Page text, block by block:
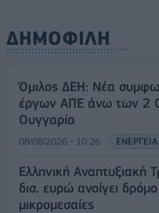
ΔΗΜΟΦΙΛΗ
Όμιλος ΔΕΗ: Νέα
έργων ΑΠΕ άνω των 2
Ουγγαρία
08/08/2026 - 10:26 ΕΝΕΡΓΕΙΑ
Ελληνική Αναπτυξιακή
δισ. ευρώ ανοίγει
μικρομεσαίες